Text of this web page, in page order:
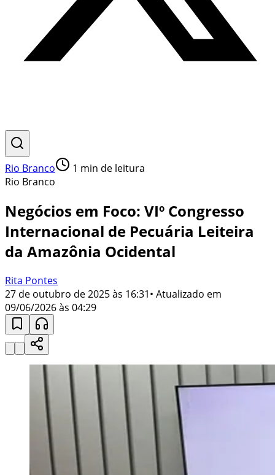
Rio Branco 1 min de leitura
Rio Branco
Negócios em Foco: VIº Congresso
Internacional de Pecuária Leiteira
da Amazônia Ocidental
Rita Pontes
27 de outubro de 2025 às 16:31• Atualizado em
09/06/2026 às 04:29